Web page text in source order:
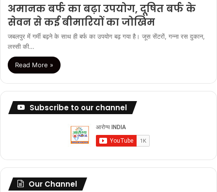
अमानक बर्फ का बढ़ा उपयोग, दूषित बर्फ के
सेवन से कई बीमारियों का जोखिम
जबलपुर में गर्मी बढ़ने के साथ ही बर्फ का उपयोग बढ़ गया है। जूस सेंटरों, गन्ना रस दुकान,
लस्सी की…
Read More »
Subscribe to our channel
Our Channel